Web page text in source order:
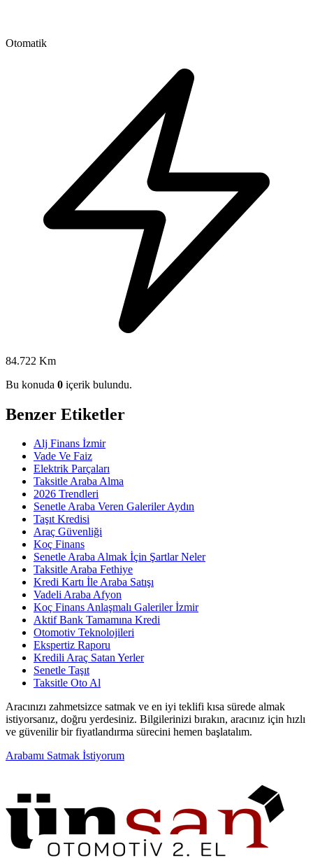
Otomatik
84.722 Km
Bu konuda 0 içerik bulundu.
Benzer Etiketler
Alj Finans İzmir
Vade Ve Faiz
Elektrik Parçaları
Taksitle Araba Alma
2026 Trendleri
Senetle Araba Veren Galeriler Aydın
Taşıt Kredisi
Araç Güvenliği
Koç Finans
Senetle Araba Almak İçin Şartlar Neler
Taksitle Araba Fethiye
Kredi Kartı İle Araba Satışı
Vadeli Araba Afyon
Koç Finans Anlaşmalı Galeriler İzmir
Aktif Bank Tamamına Kredi
Otomotiv Teknolojileri
Ekspertiz Raporu
Kredili Araç Satan Yerler
Senetle Taşıt
Taksitle Oto Al
Aracınızı zahmetsizce satmak ve en iyi teklifi kısa sürede almak
istiyorsanız, doğru yerdesiniz. Bilgilerinizi bırakın, aracınız için hızlı
ve güvenilir bir fiyatlandırma sürecini hemen başlatalım.
Arabamı Satmak İstiyorum